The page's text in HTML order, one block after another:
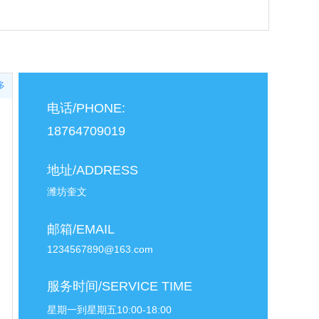
电话/PHONE:
18764709019
地址/ADDRESS
潍坊奎文
邮箱/EMAIL
1234567890@163.com
服务时间/SERVICE TIME
星期一到星期五10:00-18:00